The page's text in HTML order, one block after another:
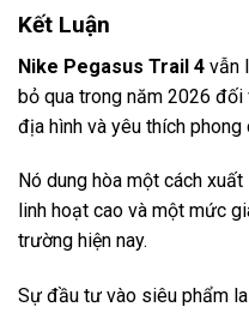
Kết Luận
Nike Pegasus Trail 4 vẫn
bỏ qua trong năm 2026
địa hình và yêu thích phong
Nó dung hòa một cách
linh hoạt cao và một mức
trường hiện nay.
Sự đầu tư vào siêu phẩm